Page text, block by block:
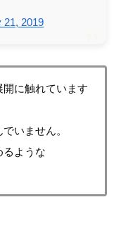
21, 2019
に触れています
いません。
るような